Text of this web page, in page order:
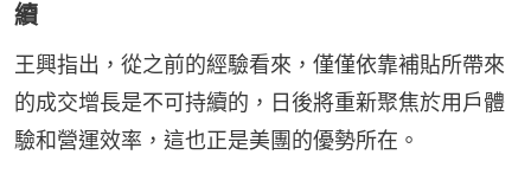
續
王興指出，從之前的經驗看來，僅僅依靠補貼所帶來
的成交增長是不可持續的，日後將重新聚焦於用戶體
驗和營運效率，這也正是美團的優勢所在。